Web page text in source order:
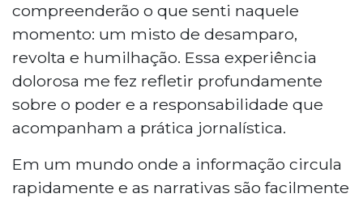
compreenderão o que senti naquele
momento: um misto de desamparo,
revolta e humilhação. Essa experiência
dolorosa me fez refletir profundamente
sobre o poder e a responsabilidade que
acompanham a prática jornalística.
Em um mundo onde a informação circula
rapidamente e as narrativas são facilmente